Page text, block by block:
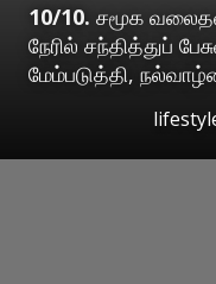
10/10. சமூக
நேரில் சந்தித்துப்
மேம்படுத்தி,